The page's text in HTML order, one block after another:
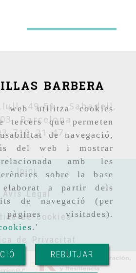
web utilitza cookies
tercers que permeten
de navegació,
del web i mostrar
amb les
sobre la base
a partir dels
de navegació (per
visitades).
.'
REBUTJAR
BARBERA
49-51 -Sabadell,
Barcelona
710 21 47
Inici
Avís Legal
de cookies
de Privacitat